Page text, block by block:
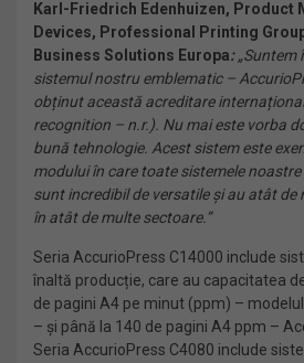
Karl-Friedrich Edenhuizen, Product
Devices, Professional Printing
Business Solutions Europa:„Suntem
sistemul nostru emblematic –
obținut această acreditare
recognition – n.r.). Nu mai este vorba
bună tehnologie. Acest sistem este
modului în care toate sistemele
sunt incredibil de versatile și au atât de
în atât de multe sectoare.”
Seria AccurioPress C14000 include
înaltă producție, care au capacitatea
de pagini A4 pe minut (ppm) –
– și până la 140 de pagini A4 ppm –
Seria AccurioPress C4080 include